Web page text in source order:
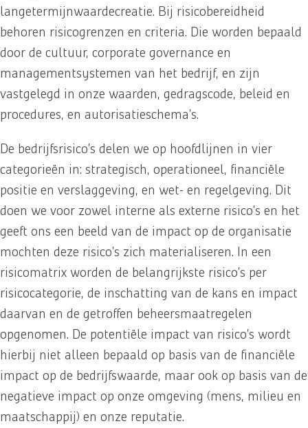
langetermijnwaardecreatie. Bij risicobereidheid
behoren risicogrenzen en criteria. Die worden bepaald
door de cultuur, corporate governance en
managementsystemen van het bedrijf, en zijn
vastgelegd in onze waarden, gedragscode, beleid en
procedures, en autorisatieschema’s.
De bedrijfsrisico’s delen we op hoofdlijnen in vier
categorieën in: strategisch, operationeel, financiële
positie en verslaggeving, en wet- en regelgeving. Dit
doen we voor zowel interne als externe risico’s en het
geeft ons een beeld van de impact op de organisatie
mochten deze risico’s zich materialiseren. In een
risicomatrix worden de belangrijkste risico’s per
risicocategorie, de inschatting van de kans en impact
daarvan en de getroffen beheersmaatregelen
opgenomen. De potentiële impact van risico’s wordt
hierbij niet alleen bepaald op basis van de financiële
impact op de bedrijfswaarde, maar ook op basis van de
negatieve impact op onze omgeving (mens, milieu en
maatschappij) en onze reputatie.